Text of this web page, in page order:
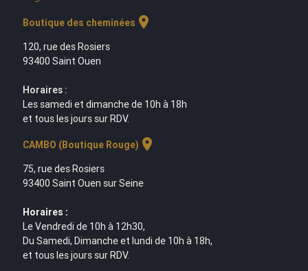
Boutique des cheminées location_on
120, rue des Rosiers
93400 Saint Ouen
Horaires :
Les samedi et dimanche de 10h à 18h
et tous les jours sur RDV.
CAMBO (Boutique Rouge) location_on
75, rue des Rosiers
93400 Saint Ouen sur Seine
Horaires :
Le Vendredi de 10h à 12h30,
Du Samedi, Dimanche et lundi de 10h à 18h,
et tous les jours sur RDV.